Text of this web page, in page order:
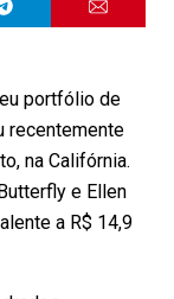
portfólio de
recentemente
na Califórnia.
e Ellen
a R$ 14,9